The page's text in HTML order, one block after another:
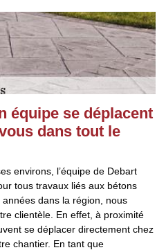
équipe se déplacent
dans tout le
environs, l’équipe de Debart
tous travaux liés aux bétons
dans la région, nous
clientèle. En effet, à proximité
se déplacer directement chez
chantier. En tant que